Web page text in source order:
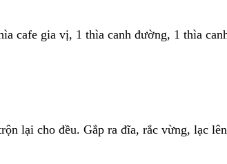
cafe gia vị, 1 thìa canh đường, 1 thìa
lại cho đều. Gắp ra đĩa, rắc vừng, lạc